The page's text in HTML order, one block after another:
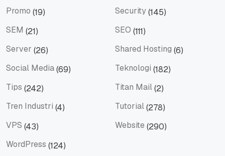
Promo (19) Security(145)
SEM (21) SEO (111)
Server (26) Shared Hosting (6)
Social Media(69) Teknologi (182)
Tips (242) Titan Mail(2)
Tren Industri (4) Tutorial(278)
VPS (43) Website (290)
WordPress (124)